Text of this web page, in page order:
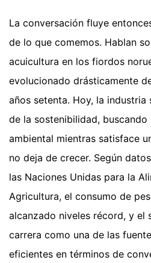
La conversación fluye
de lo que comemos. Hablan
acuicultura en los fiordos
evolucionado drásticamente
años setenta. Hoy, la industria
de la sostenibilidad,
ambiental mientras satisface
no deja de crecer. Según
las Naciones Unidas para la
Agricultura, el consumo de
alcanzado niveles récord, y el
carrera como una de las
eficientes en términos de